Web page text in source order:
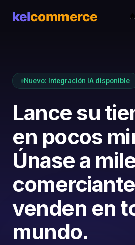
Nuevo: Integración IA disponible
Lance su
en pocos
Únase a
venden en
mundo.